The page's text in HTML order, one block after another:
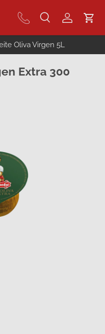
BuscarIniciar
Oliva Virgen 5L
Extra 300